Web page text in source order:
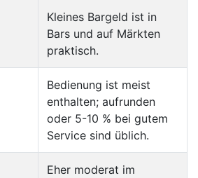
Kleines Bargeld ist in
Bars und auf Märkten
praktisch.
Bedienung ist meist
enthalten; aufrunden
oder 5-10 % bei gutem
Service sind üblich.
Eher moderat im